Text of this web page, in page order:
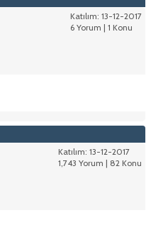
Katılım: 13-12-2017
6 Yorum | 1 Konu
Katılım: 13-12-2017
1,743 Yorum | 82 Konu